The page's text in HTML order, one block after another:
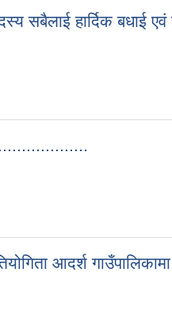
सबैलाई हार्दिक बधाई
...................
आदर्श